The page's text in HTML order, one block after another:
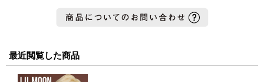
最近閲覧した商品